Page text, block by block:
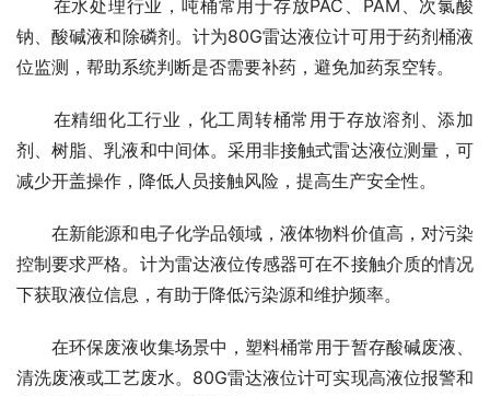
在水处理行业，吨桶常用于存放PAC、PAM、次氯酸
钠、酸碱液和除磷剂。计为80G雷达液位计可用于药剂桶液
位监测，帮助系统判断是否需要补药，避免加药泵空转。
在精细化工行业，化工周转桶常用于存放溶剂、添加
剂、树脂、乳液和中间体。采用非接触式雷达液位测量，可
减少开盖操作，降低人员接触风险，提高生产安全性。
在新能源和电子化学品领域，液体物料价值高，对污染
控制要求严格。计为雷达液位传感器可在不接触介质的情况
下获取液位信息，有助于降低污染源和维护频率。
在环保废液收集场景中，塑料桶常用于暂存酸碱废液、
清洗废液或工艺废水。80G雷达液位计可实现高液位报警和